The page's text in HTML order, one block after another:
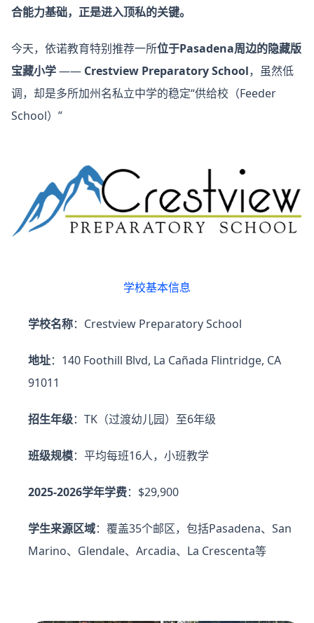
合能力基础，正是进入顶私的关键。
今天，依诺教育特别推荐一所位于Pasadena周边的隐藏版
宝藏小学—— Crestview Preparatory School，虽然低
调，却是多所加州名私立中学的稳定“供给校（Feeder
School）”
学校基本信息
学校名称：Crestview Preparatory School
地址：140 Foothill Blvd, La Cañada Flintridge, CA
91011
招生年级：TK（过渡幼儿园）至6年级
班级规模：平均每班16人，小班教学
2025-2026学年学费：$29,900
学生来源区域：覆盖35个邮区，包括Pasadena、San
Marino、Glendale、Arcadia、La Crescenta等